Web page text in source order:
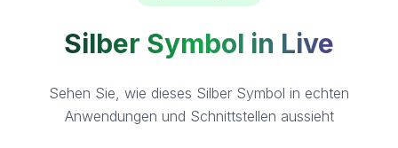
Silber Symbol in Live
Sehen Sie, wie dieses Silber Symbol in echten
Anwendungen und Schnittstellen aussieht